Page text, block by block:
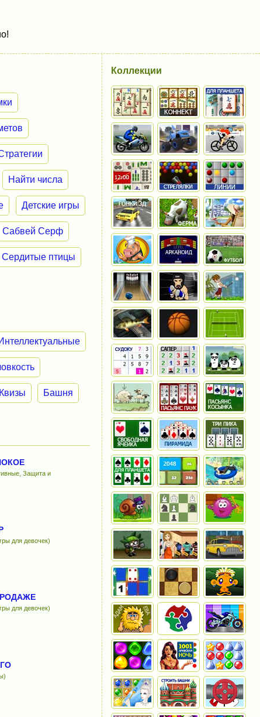
Найти числа
Детские игры
Сабвей Серф
Сердитые птицы
Квизы Башня
Защита и
для девочек)
для девочек)
Коллекции